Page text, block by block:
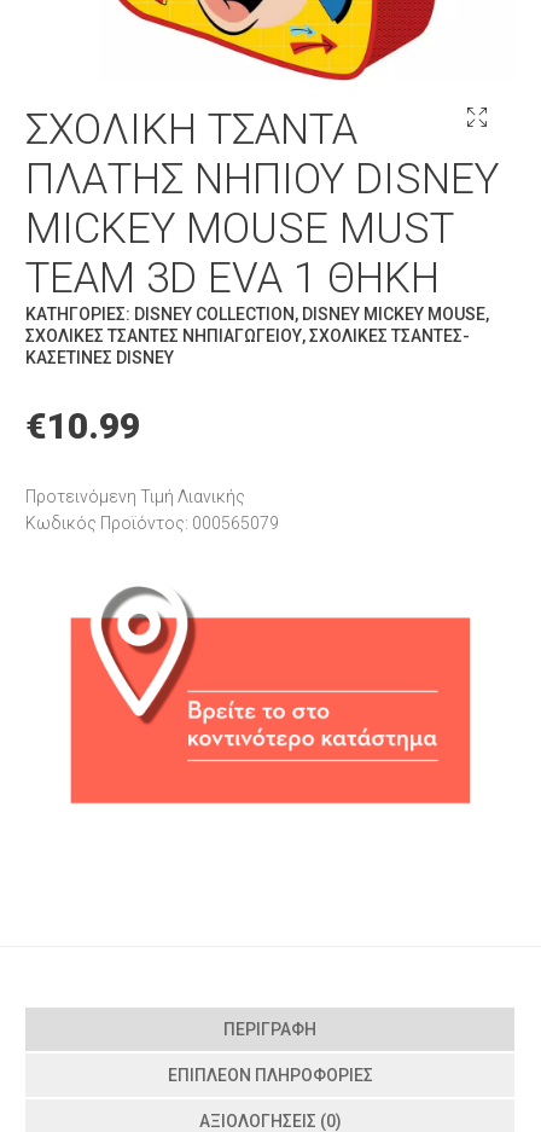
ΣΧΟΛΙΚΉ ΤΣΆΝΤΑ
ΠΛΆΤΗΣ ΝΗΠΊΟΥ DISNEY
MICKEY MOUSE MUST
TEAM 3D EVA 1 ΘΉΚΗ
ΚΑΤΗΓΟΡΊΕΣ: DISNEY COLLECTION, DISNEY MICKEY MOUSE,
ΣΧΟΛΙΚΈΣ ΤΣΆΝΤΕΣ ΝΗΠΙΑΓΩΓΕΊΟΥ,ΣΧΟΛΙΚΈΣ ΤΣΆΝΤΕΣ-
ΚΑΣΕΤΊΝΕΣ DISNEY
€10.99
Προτεινόμενη Τιμή Λιανικής
Κωδικός Προϊόντος: 000565079
ΠΕΡΙΓΡΑΦΉ
ΕΠΙΠΛΈΟΝ ΠΛΗΡΟΦΟΡΊΕΣ
ΑΞΙΟΛΟΓΉΣΕΙΣ (0)